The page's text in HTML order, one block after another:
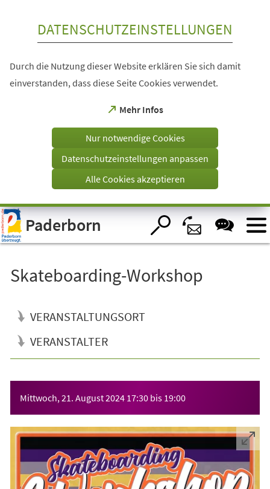
Visuelle
Assistenzsoftware
öffnen.
DATENSCHUTZEINSTELLUNGEN
Durch die Nutzung dieser Website erklären Sie sich damit
einverstanden, dass diese Seite Cookies verwendet.
Mehr Infos
(Öffnet
einem
Tab)
Nur notwendige Cookies
Datenschutzeinstellungen anpassen
Alle Cookies akzeptieren
Paderborn
Skateboarding-Workshop
VERANSTALTUNGSORT
VERANSTALTER
Mittwoch, 21. August 2024 17:30 bis 19:00